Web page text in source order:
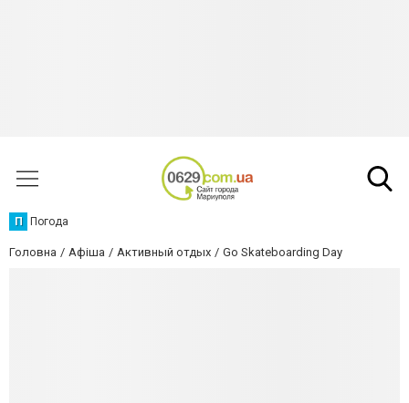
П Погода
Головна Афіша Активный отдых Go Skateboarding Day